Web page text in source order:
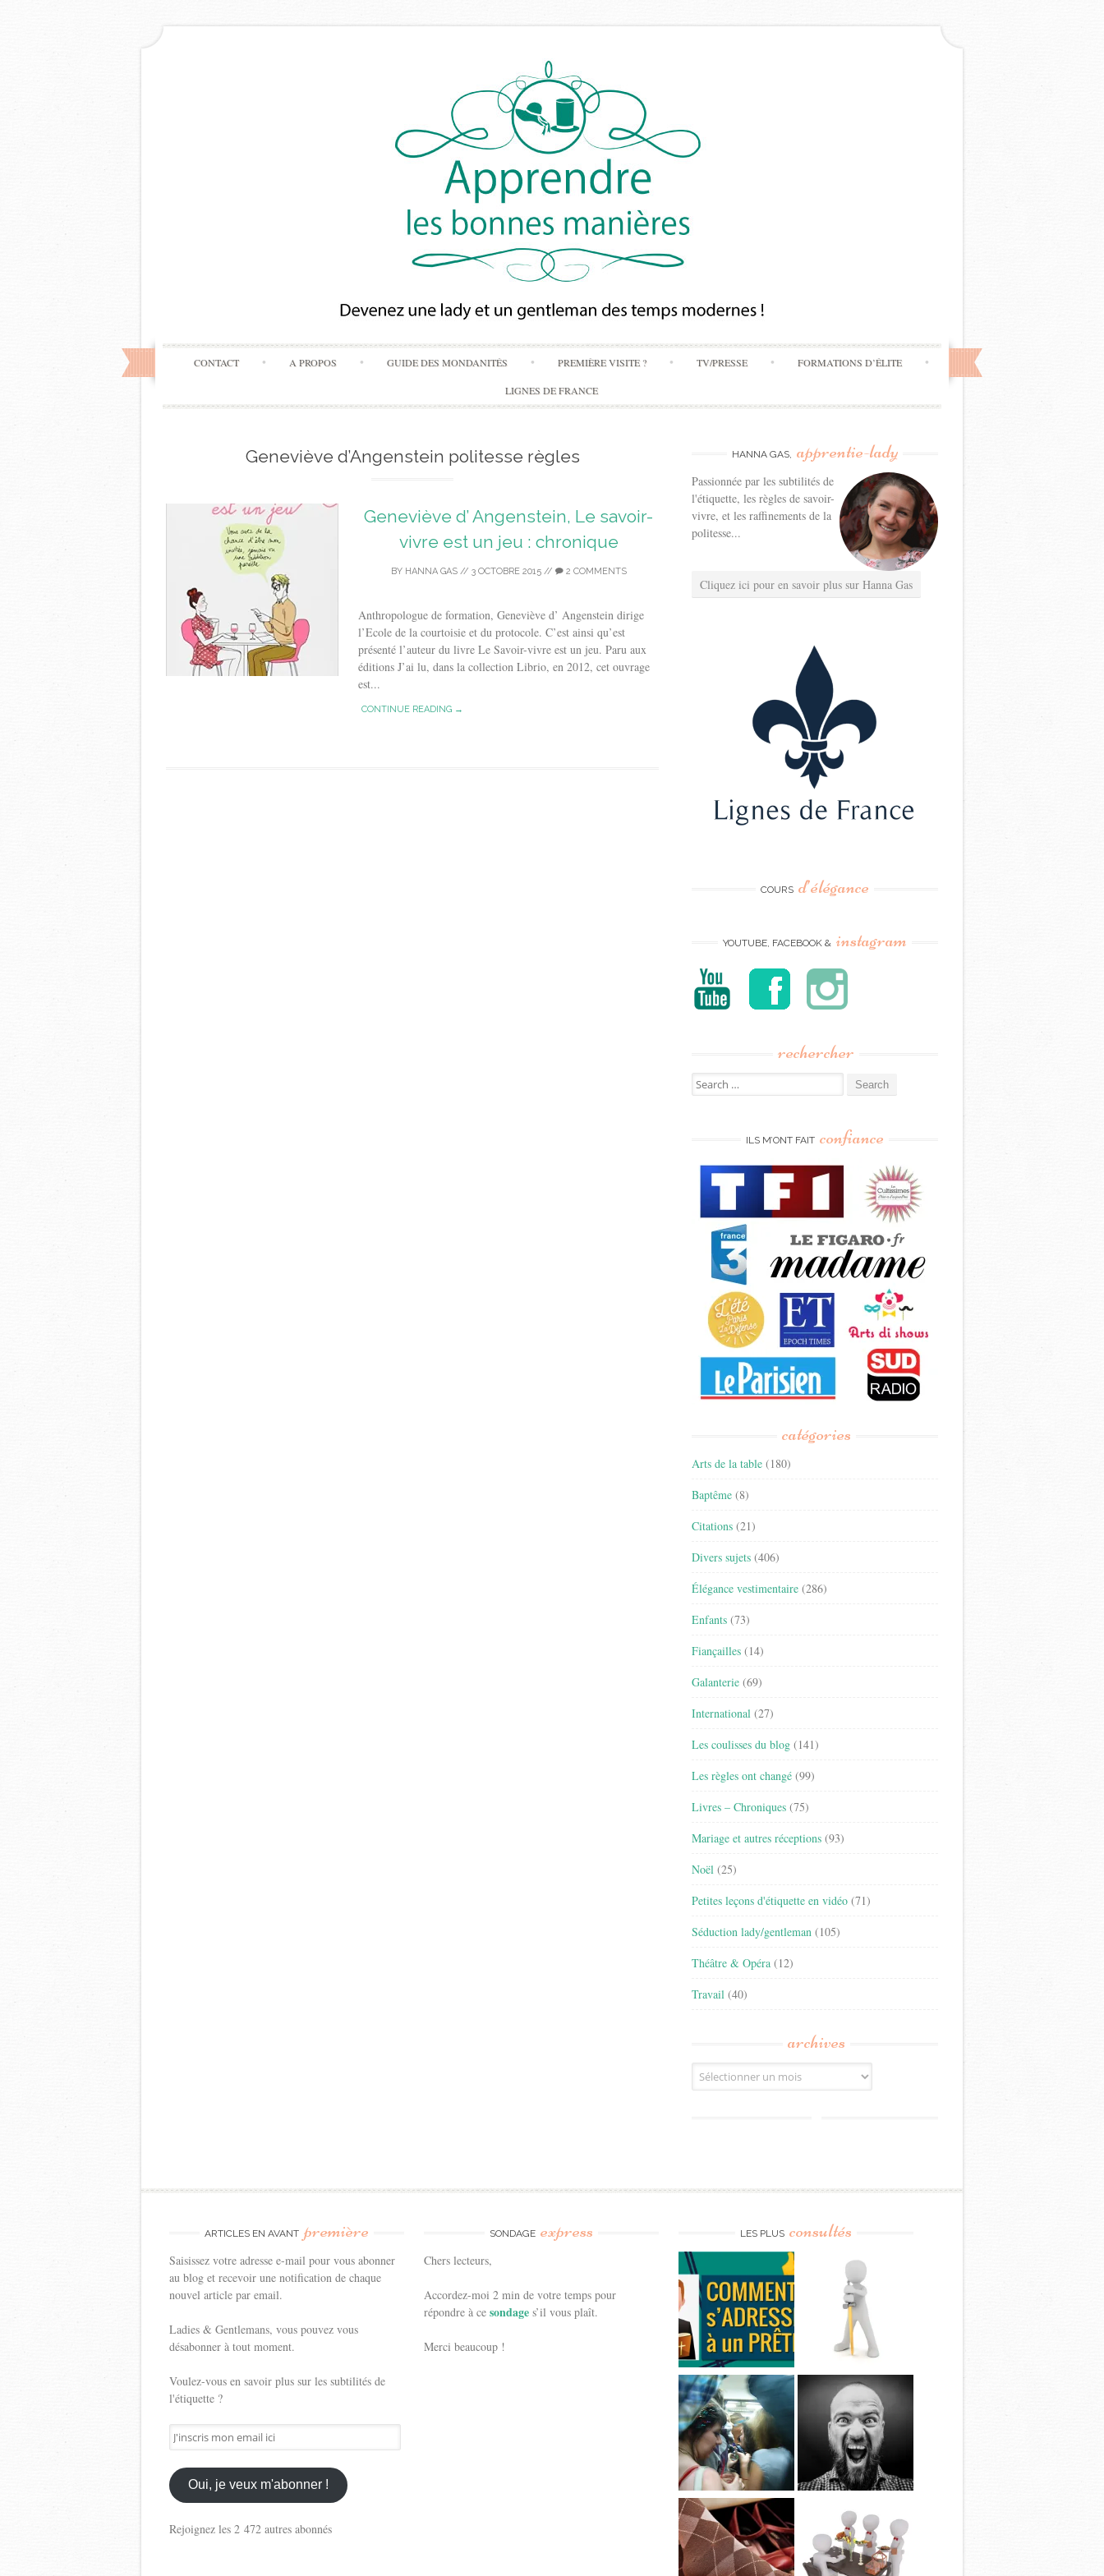
Skip
to
content
CONTACT A PROPOS GUIDE DES MONDANITÉS PREMIÈRE VISITE ? TV/PRESSE FORMATIONS D’ÉLITE
LIGNES DE FRANCE
Geneviève d’Angenstein politesse règles
Geneviève d’ Angenstein, Le savoir-
vivre est un jeu : chronique
BY HANNA GAS// 3 OCTOBRE 2015// 2 COMMENTS
Anthropologue de formation, Geneviève d’ Angenstein dirige
l’Ecole de la courtoisie et du protocole. C’est ainsi qu’est
présenté l’auteur du livre Le Savoir-vivre est un jeu. Paru aux
éditions J’ai lu, dans la collection Librio, en 2012, cet ouvrage
est...
CONTINUE READING →
HANNA GAS, apprentie-lady
Passionnée par les subtilités de
l'étiquette, les règles de savoir-
vivre, et les raffinements de la
politesse...
Cliquez ici pour en savoir plus sur Hanna Gas
COURS d’élégance
YOUTUBE, FACEBOOK & instagram
rechercher
Search
for:
ILS M’ONT FAIT confiance
catégories
Arts de la table (180)
Baptême (8)
Citations (21)
Divers sujets (406)
Élégance vestimentaire (286)
Enfants (73)
Fiançailles (14)
Galanterie (69)
International (27)
Les coulisses du blog (141)
Les règles ont changé (99)
Livres – Chroniques (75)
Mariage et autres réceptions (93)
Noël (25)
Petites leçons d'étiquette en vidéo (71)
Séduction lady/gentleman (105)
Théâtre & Opéra (12)
Travail (40)
archives
Archives
ARTICLES EN AVANT première
Saisissez votre adresse e-mail pour vous abonner
au blog et recevoir une notification de chaque
nouvel article par email.
Ladies & Gentlemans, vous pouvez vous
désabonner à tout moment.
Voulez-vous en savoir plus sur les subtilités de
l'étiquette ?
J'inscris
mon
email
ici
Oui, je veux m'abonner !
Rejoignez les 2 472 autres abonnés
SONDAGE express
Chers lecteurs,
Accordez-moi 2 min de votre temps pour
répondre à cesondages’il vous plaît.
Merci beaucoup !
LES PLUS consultés